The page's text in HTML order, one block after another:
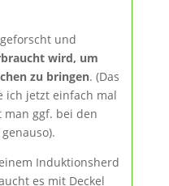
und
wird, um
zu bringen. (Das
ich jetzt einfach mal
ggf. bei den
Induktionsherd
es mit Deckel